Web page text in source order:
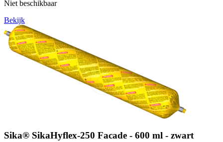
Niet beschikbaar
Bekijk
Sika® SikaHyflex-250 Facade - 600 ml - zwart